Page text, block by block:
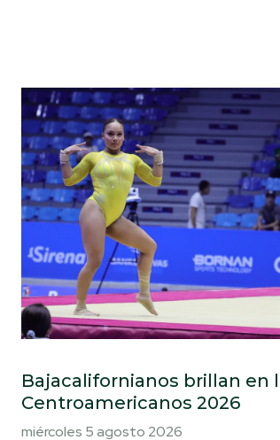
Bajacalifornianos brillan en
Centroamericanos 2026
miércoles 5 agosto 2026